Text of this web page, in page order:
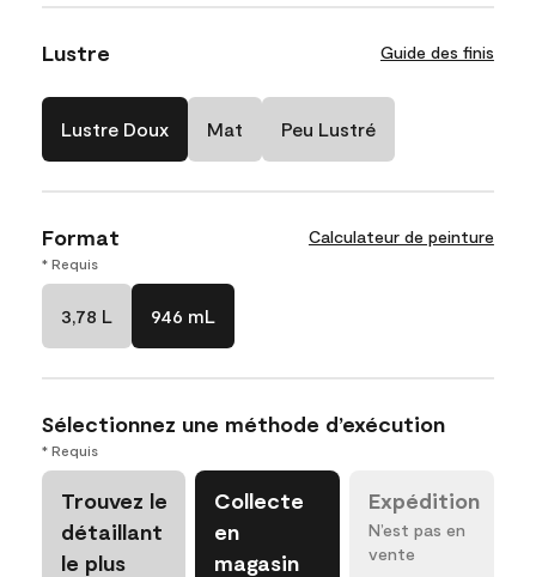
Lustre Guide des finis
Lustre Doux Mat Peu Lustré
Format Calculateur de peinture
* Requis
3,78 L 946 mL
Sélectionnez une méthode d’exécution
* Requis
Trouvez le
détaillant
le plus
Collecte
en
magasin
Expédition
N’est pas en
vente